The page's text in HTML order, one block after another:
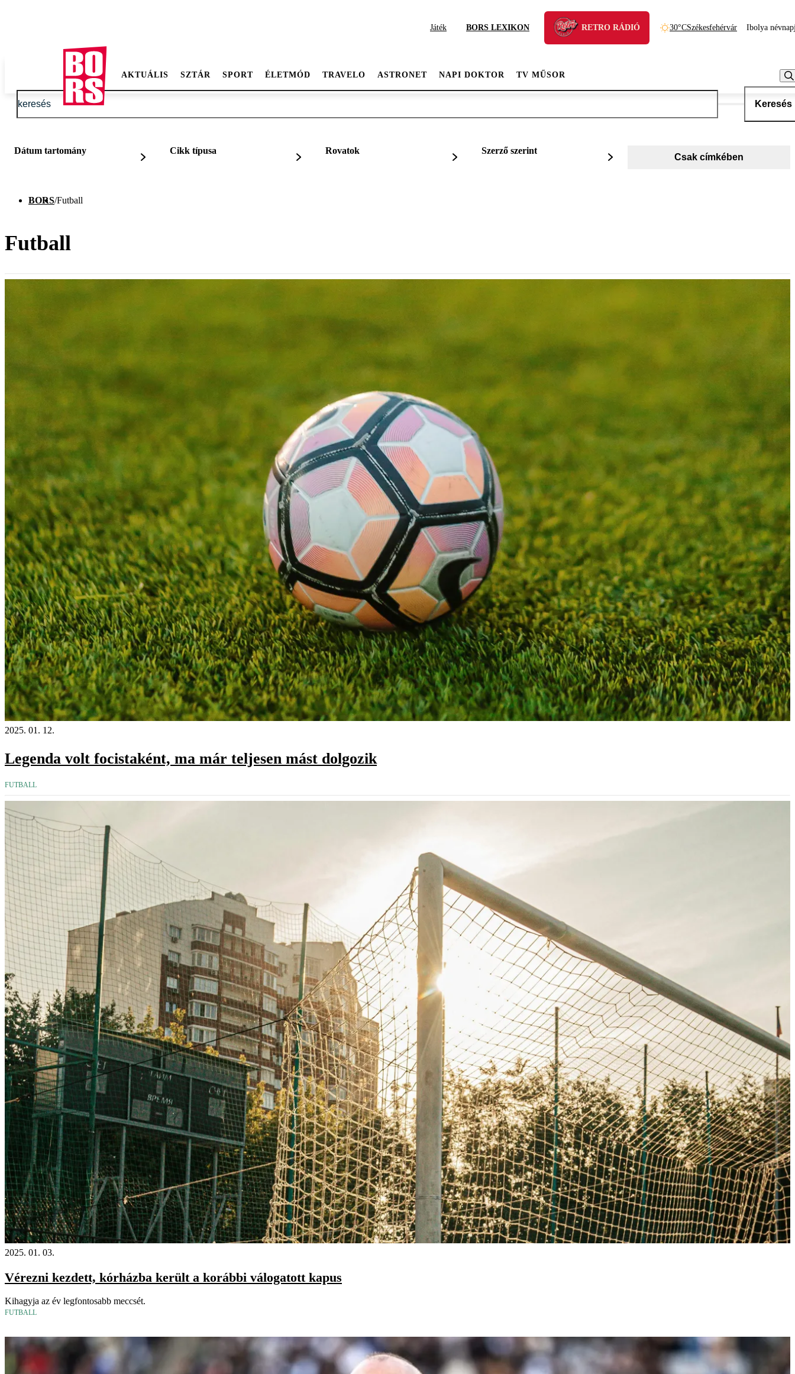
Játék BORS LEXIKON RETRO RÁDIÓ 30°CSzékesfehérvár Ibolya
AKTUÁLIS SZTÁR SPORT ÉLETMÓD TRAVELO ASTRONET NAPI DOKTOR TV MŰSOR
Keresés
Dátum tartomány Cikk típusa Rovatok Szerző szerint
Csak címkében
BORS/Futball
Futball
2025. 01. 12.
Legenda volt focistaként, ma már teljesen mást dolgozik
FUTBALL
2025. 01. 03.
Vérezni kezdett, kórházba került a korábbi válogatott kapus
Kihagyja az év legfontosabb meccsét.
FUTBALL